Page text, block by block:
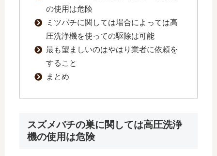
の使用は危険
ミツバチに関しては場合によっては高
圧洗浄機を使っての駆除は可能
最も望ましいのはやはり業者に依頼を
すること
まとめ
スズメバチの巣に関しては高圧洗浄
機の使用は危険